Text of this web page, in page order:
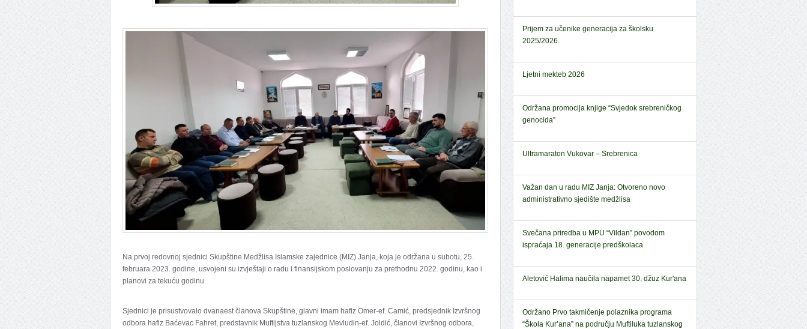
Na prvoj redovnoj sjednici Skupštine Medžlisa Islamske zajednice (MIZ) Janja, koja je održana u subotu, 25.
februara 2023. godine, usvojeni su izvještaji o radu i finansijskom poslovanju za prethodnu 2022. godinu, kao i
planovi za tekuću godinu.
Sjednici je prisustvovalo dvanaest članova Skupštine, glavni imam hafiz Omer-ef. Camić, predsjednik Izvršnog
odbora hafiz Baćevac Fahret, predstavnik Muftijstva tuzlanskog Mevludin-ef. Joldić, članovi Izvršnog odbora,
Prijem za učenike generacija za školsku
2025/2026.
Ljetni mekteb 2026
Održana promocija knjige “Svjedok srebreničkog
genocida”
Ultramaraton Vukovar – Srebrenica
Važan dan u radu MIZ Janja: Otvoreno novo
administrativno sjedište medžlisa
Svečana priredba u MPU “Vildan” povodom
ispraćaja 18. generacije predškolaca
Aletović Halima naučila napamet 30. džuz Kur'ana
Održano Prvo takmičenje polaznika programa
“Škola Kur’ana” na području Muftiluka tuzlanskog